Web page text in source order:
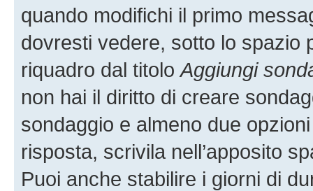
quando modifichi il primo
dovresti vedere, sotto lo spazio
riquadro dal titoloAggiungi
non hai il diritto di creare
sondaggio e almeno due
risposta, scrivila nell’apposito
Puoi anche stabilire i giorni di